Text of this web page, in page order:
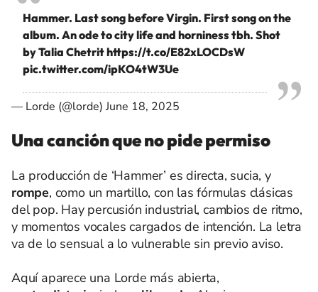
Hammer. Last song before Virgin. First song on the
album. An ode to city life and horniness tbh. Shot
by Talia Chetrithttps://t.co/E82xLOCDsW
pic.twitter.com/ipKO4tW3Ue
— Lorde (@lorde)June 18, 2025
Una canción que no pide permiso
La producción de ‘Hammer’ es directa, sucia, y
rompe, como un martillo, con las fórmulas clásicas
del pop. Hay percusión industrial, cambios de ritmo,
y momentos vocales cargados de intención. La letra
va de lo sensual a lo vulnerable sin previo aviso.
Aquí aparece una Lorde más abierta,